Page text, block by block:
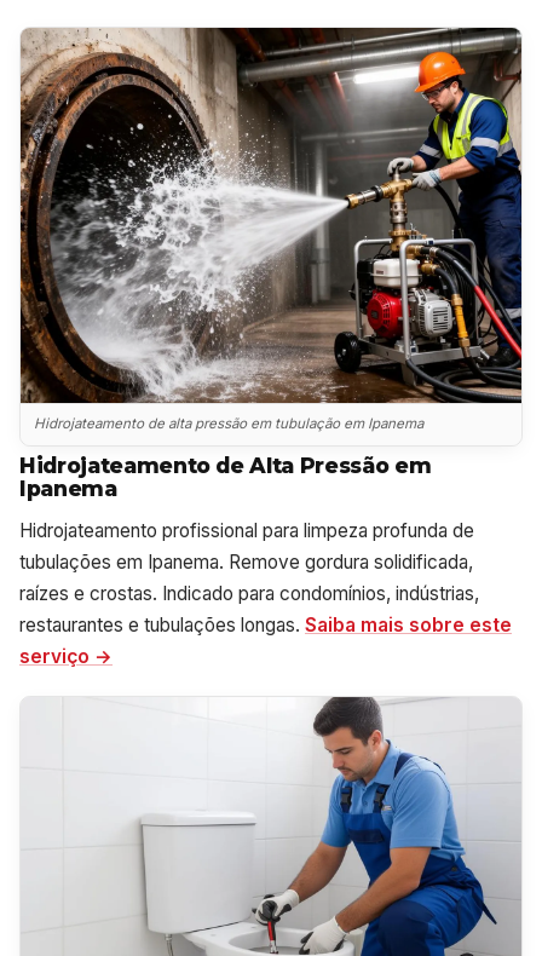
Hidrojateamento de alta pressão em tubulação em Ipanema
Hidrojateamento de Alta Pressão em
Ipanema
Hidrojateamento profissional para limpeza profunda de
tubulações em Ipanema. Remove gordura solidificada,
raízes e crostas. Indicado para condomínios, indústrias,
restaurantes e tubulações longas. Saiba mais sobre este
serviço →